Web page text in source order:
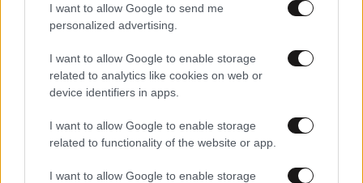
I want to allow Google to send me
personalized advertising.
I want to allow Google to enable storage
related to analytics like cookies on web or
device identifiers in apps.
I want to allow Google to enable storage
related to functionality of the website or app.
I want to allow Google to enable storage